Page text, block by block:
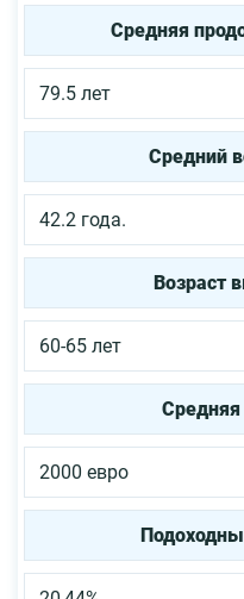
Средняя
79.5 лет
Средний
42.2 года.
Возраст
60-65 лет
Средняя
2000 евро